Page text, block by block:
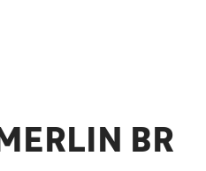
BR